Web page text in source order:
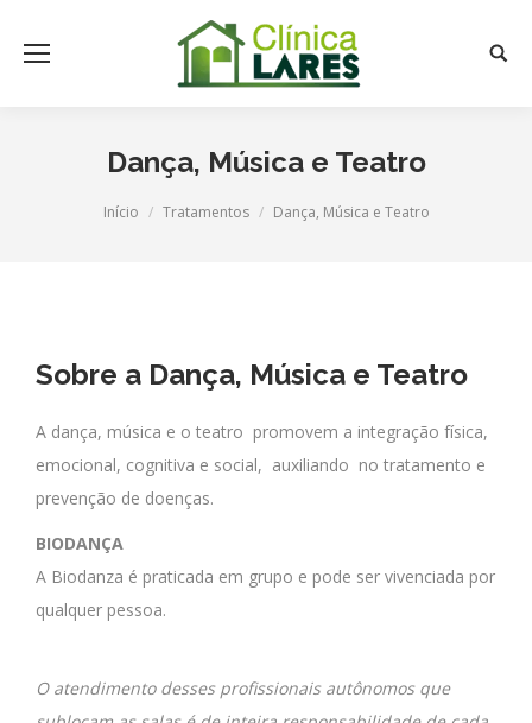
Dança, Música e Teatro
Você está aqui:
Início Tratamentos Dança, Música e Teatro
Sobre a Dança, Música e Teatro
A dança, música e o teatro promovem a integração física,
emocional, cognitiva e social, auxiliando no tratamento e
prevenção de doenças.
BIODANÇA
A Biodanza é praticada em grupo e pode ser vivenciada por
qualquer pessoa.
O atendimento desses profissionais autônomos que